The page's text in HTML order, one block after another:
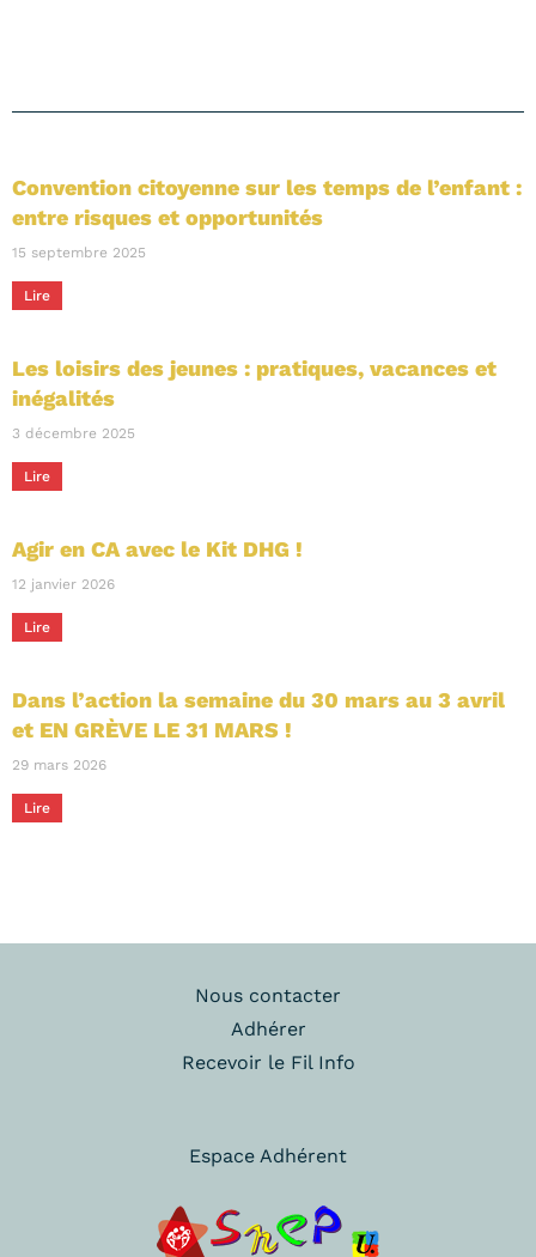
Convention citoyenne sur les temps de l’enfant :
entre risques et opportunités
15 septembre 2025
Lire
Les loisirs des jeunes : pratiques, vacances et
inégalités
3 décembre 2025
Lire
Agir en CA avec le Kit DHG !
12 janvier 2026
Lire
Dans l’action la semaine du 30 mars au 3 avril
et EN GRÈVE LE 31 MARS !
29 mars 2026
Lire
Nous contacter
Adhérer
Recevoir le Fil Info
Espace Adhérent